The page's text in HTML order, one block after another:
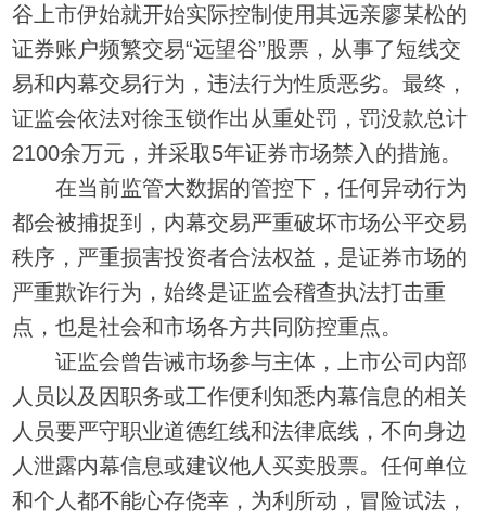
谷上市伊始就开始实际控制使用其远亲廖某松的
证券账户频繁交易“远望谷”股票，从事了短线交
易和内幕交易行为，违法行为性质恶劣。最终，
证监会依法对徐玉锁作出从重处罚，罚没款总计
2100余万元，并采取5年证券市场禁入的措施。
在当前监管大数据的管控下，任何异动行为
都会被捕捉到，内幕交易严重破坏市场公平交易
秩序，严重损害投资者合法权益，是证券市场的
严重欺诈行为，始终是证监会稽查执法打击重
点，也是社会和市场各方共同防控重点。
证监会曾告诫市场参与主体，上市公司内部
人员以及因职务或工作便利知悉内幕信息的相关
人员要严守职业道德红线和法律底线，不向身边
人泄露内幕信息或建议他人买卖股票。任何单位
和个人都不能心存侥幸，为利所动，冒险试法，